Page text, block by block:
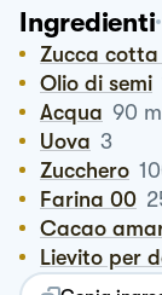
Ingredienti
Zucca
Olio di semi
Acqua 90
Uova 3
Zucchero
Farina 00
Cacao
Lievito per